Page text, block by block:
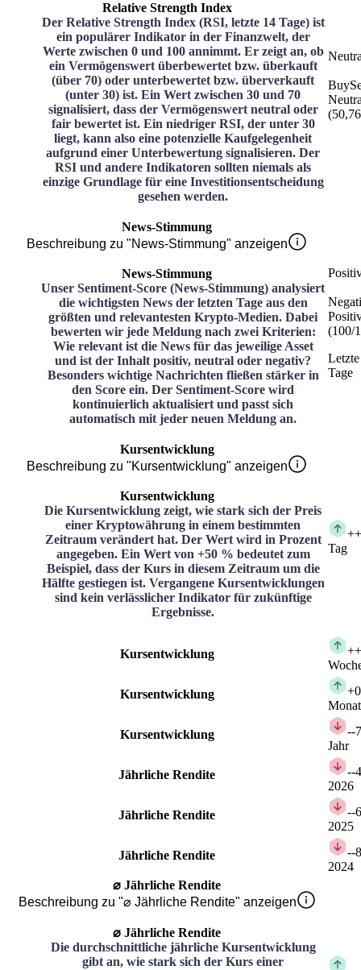
Relative Strength Index
Der Relative Strength Index (RSI, letzte 14 Tage) ist
ein populärer Indikator in der Finanzwelt, der
Werte zwischen 0 und 100 annimmt. Er zeigt an, ob
ein Vermögenswert überbewertet bzw. überkauft
(über 70) oder unterbewertet bzw. überverkauft
(unter 30) ist. Ein Wert zwischen 30 und 70
signalisiert, dass der Vermögenswert neutral oder
fair bewertet ist. Ein niedriger RSI, der unter 30
liegt, kann also eine potenzielle Kaufgelegenheit
aufgrund einer Unterbewertung signalisieren. Der
RSI und andere Indikatoren sollten niemals als
einzige Grundlage für eine Investitionsentscheidung
gesehen werden.
Buy
(50,76
News-Stimmung
Beschreibung zu "News-Stimmung" anzeigen
News-Stimmung
Unser Sentiment-Score (News-Stimmung) analysiert
die wichtigsten News der letzten Tage aus den
größten und relevantesten Krypto-Medien. Dabei
bewerten wir jede Meldung nach zwei Kriterien:
Wie relevant ist die News für das jeweilige Asset
und ist der Inhalt positiv, neutral oder negativ?
Besonders wichtige Nachrichten fließen stärker in
den Score ein. Der Sentiment-Score wird
kontinuierlich aktualisiert und passt sich
automatisch mit jeder neuen Meldung an.
(100/
Tage
Kursentwicklung
Beschreibung zu "Kursentwicklung" anzeigen
Kursentwicklung
Die Kursentwicklung zeigt, wie stark sich der Preis
einer Kryptowährung in einem bestimmten
Zeitraum verändert hat. Der Wert wird in Prozent
angegeben. Ein Wert von +50 % bedeutet zum
Beispiel, dass der Kurs in diesem Zeitraum um die
Hälfte gestiegen ist. Vergangene Kursentwicklungen
sind kein verlässlicher Indikator für zukünftige
Ergebnisse.
+
Tag
Kursentwicklung +
Kursentwicklung +
Monat
Kursentwicklung --
Jahr
Jährliche Rendite --
2026
Jährliche Rendite --
2025
Jährliche Rendite --
2024
⌀ Jährliche Rendite
Beschreibung zu "⌀ Jährliche Rendite" anzeigen
⌀ Jährliche Rendite
Die durchschnittliche jährliche Kursentwicklung
gibt an, wie stark sich der Kurs einer